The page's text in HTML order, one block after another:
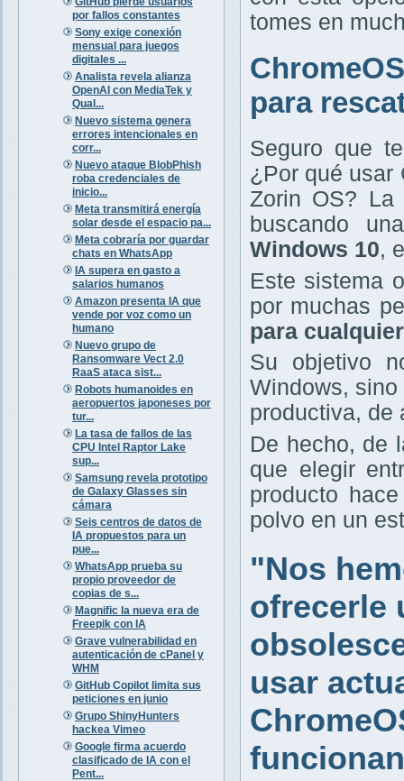
por fallos constantes
Sony exige conexión
mensual para juegos
digitales ...
Analista revela alianza
OpenAI con MediaTek y
Qual...
Nuevo sistema genera
errores intencionales en
corr...
Nuevo ataque BlobPhish
roba credenciales de
inicio...
Meta transmitirá energía
solar desde el espacio pa...
Meta cobraría por guardar
chats en WhatsApp
IA supera en gasto a
salarios humanos
Amazon presenta IA que
vende por voz como un
humano
Nuevo grupo de
Ransomware Vect 2.0
RaaS ataca sist...
Robots humanoides en
aeropuertos japoneses por
tur...
La tasa de fallos de las
CPU Intel Raptor Lake
sup...
Samsung revela prototipo
de Galaxy Glasses sin
cámara
Seis centros de datos de
IA propuestos para un
pue...
WhatsApp prueba su
propio proveedor de
copias de s...
Magnific la nueva era de
Freepik con IA
Grave vulnerabilidad en
autenticación de cPanel y
WHM
GitHub Copilot limita sus
peticiones en junio
Grupo ShinyHunters
hackea Vimeo
Google firma acuerdo
clasificado de IA con el
Pent...
tomes en
para
Seguro que
¿Por qué usar
Zorin OS?
buscando
Windows 10,
Este sistema
por muchas
para
Su objetivo
Windows,
productiva, de
De hecho, de
que elegir
producto
polvo en un
"Nos
ofrecerle
usar